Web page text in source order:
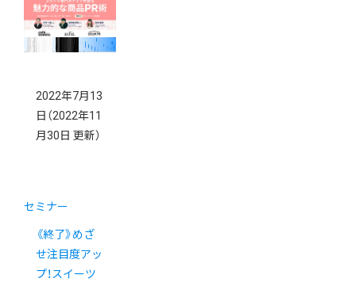
2022年7月13
日 （2022年11
月30日 更新）
セミナー
《終了》めざ
せ注目度アッ
プ！スイーツ